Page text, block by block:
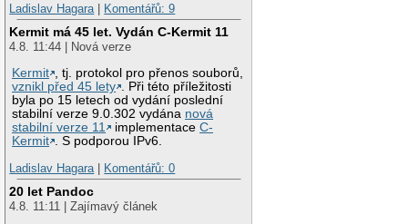
Ladislav Hagara | Komentářů: 9
Kermit má 45 let. Vydán C-Kermit 11
4.8. 11:44 | Nová verze
Kermit , tj. protokol pro přenos souborů,
vznikl před 45 lety . Při této příležitosti
byla po 15 letech od vydání poslední
stabilní verze 9.0.302 vydána nová
stabilní verze 11
implementaceC-
Kermit . S podporou IPv6.
Ladislav Hagara | Komentářů: 0
20 let Pandoc
4.8. 11:11 | Zajímavý článek